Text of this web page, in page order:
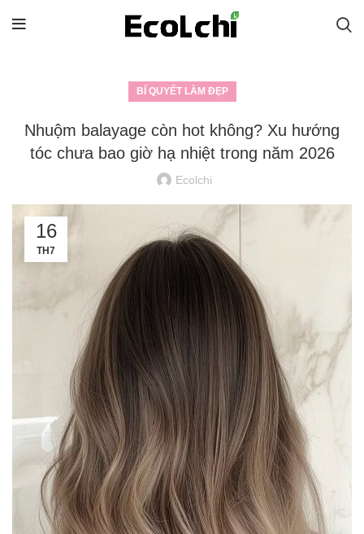
BÍ QUYẾT LÀM ĐẸP
Nhuộm balayage còn hot không? Xu hướng
tóc chưa bao giờ hạ nhiệt trong năm 2026
Ecolchi
16
TH7